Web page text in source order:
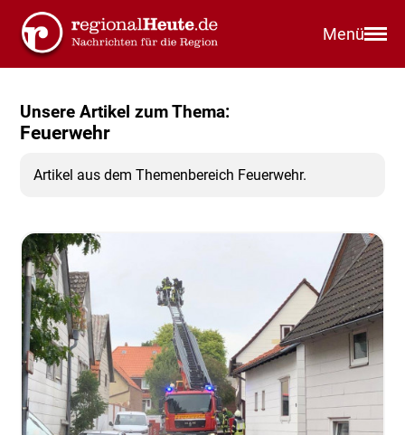
Menü
Unsere Artikel zum Thema:
Feuerwehr
Artikel aus dem Themenbereich Feuerwehr.